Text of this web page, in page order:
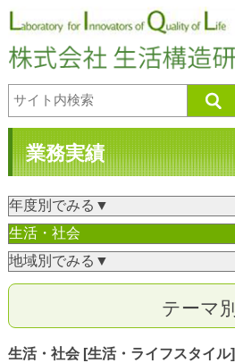
業務実績
テーマ別
生活・社会 [生活・ライフスタイル]